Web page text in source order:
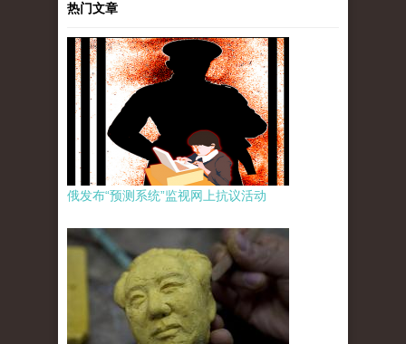
热门文章
俄发布“预测系统”监视网上抗议活动